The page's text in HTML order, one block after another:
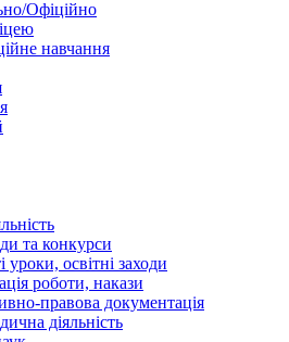
Офіційно
навчання
та конкурси
уроки, освітні заходи
роботи, накази
правова документація
діяльність